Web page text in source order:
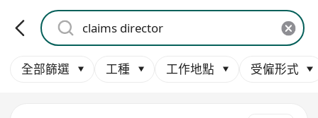
全部篩選 工種 工作地點 受僱形式